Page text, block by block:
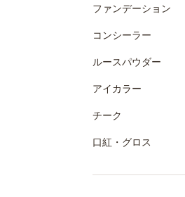
ファンデーション
コンシーラー
ルースパウダー
アイカラー
チーク
口紅・グロス